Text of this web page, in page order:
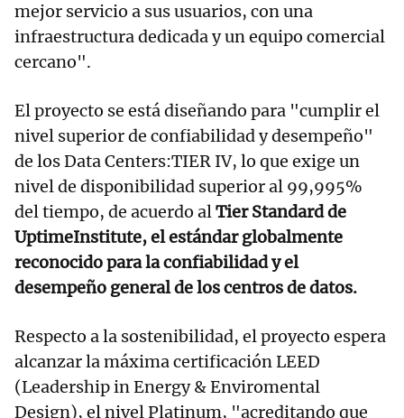
mejor servicio a sus usuarios, con una
infraestructura dedicada y un equipo comercial
cercano".
El proyecto se está diseñando para "cumplir el
nivel superior de confiabilidad y desempeño"
de los Data Centers:TIER IV, lo que exige un
nivel de disponibilidad superior al 99,995%
del tiempo, de acuerdo alTier Standard de
UptimeInstitute, el estándar globalmente
reconocido para la confiabilidad y el
desempeño general de los centros de datos.
Respecto a la sostenibilidad, el proyecto espera
alcanzar la máxima certificación LEED
(Leadership in Energy & Enviromental
Design), el nivel Platinum, "acreditando que